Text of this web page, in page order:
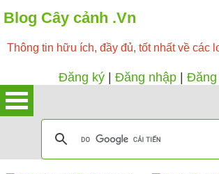
Blog Cây cảnh .Vn
Thông tin hữu ích, đầy đủ, tốt nhất về các
Đăng ký Đăng nhập Đăng